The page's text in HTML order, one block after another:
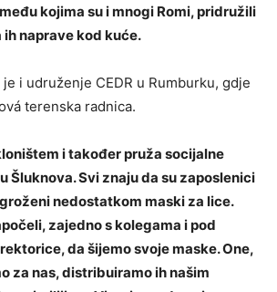
kojima su i mnogi Romi, pridružili
ih naprave kod kuće.
i udruženje CEDR u Rumburku, gdje
terenska radnica.
i također pruža socijalne
Šluknova. Svi znaju da su zaposlenici
nedostatkom maski za lice.
zajedno s kolegama i pod
da šijemo svoje maske. One,
za nas, distribuiramo ih našim